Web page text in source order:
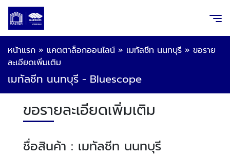
หน้าแรก » แคตตาล็อกออนไลน์ » เมทัลชีท นนทบุรี » ขอราย
ละเอียดเพิ่มเติม
เมทัลชีท นนทบุรี - Bluescope
ขอรายละเอียดเพิ่มเติม
ชื่อสินค้า : เมทัลชีท นนทบุรี